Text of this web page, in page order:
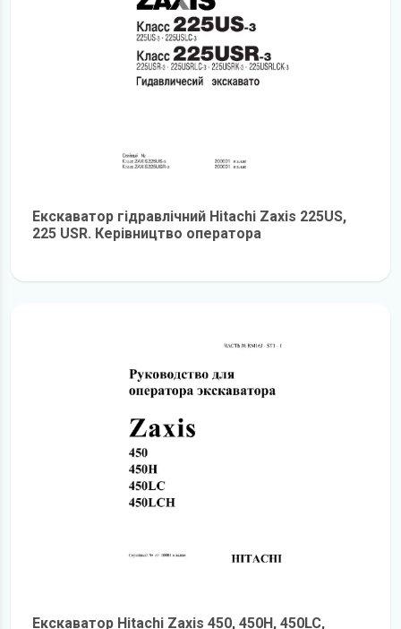
Екскаватор гідравлічний Hitachi Zaxis 225US,
225 USR. Керівництво оператора
Екскаватор Hitachi Zaxis 450, 450H, 450LC,